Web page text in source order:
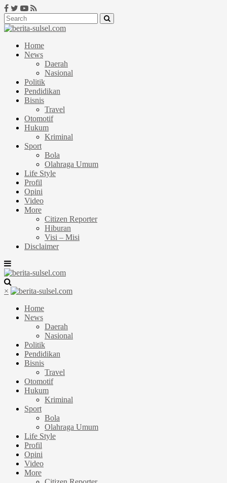
Home
News
Daerah
Nasional
Politik
Pendidikan
Bisnis
Travel
Otomotif
Hukum
Kriminal
Sport
Bola
Olahraga Umum
Life Style
Profil
Opini
Video
More
Citizen Reporter
Hiburan
Visi – Misi
Disclaimer
×
Home
News
Daerah
Nasional
Politik
Pendidikan
Bisnis
Travel
Otomotif
Hukum
Kriminal
Sport
Bola
Olahraga Umum
Life Style
Profil
Opini
Video
More